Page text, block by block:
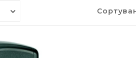
Paley –
продукції, за допомоги